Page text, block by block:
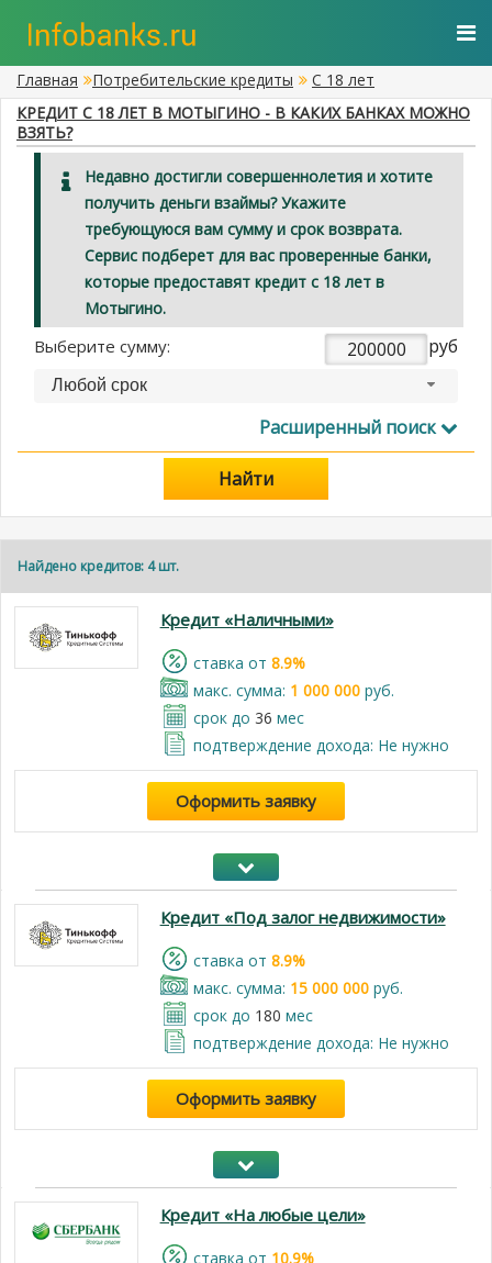
Главная Потребительские кредиты
С 18 лет
КРЕДИТ С 18 ЛЕТ В МОТЫГИНО - В КАКИХ БАНКАХ МОЖНО
ВЗЯТЬ?
Недавно достигли совершеннолетия и хотите
получить деньги взаймы? Укажите
требующуюся вам сумму и срок возврата.
Сервис подберет для вас проверенные банки,
которые предоставят кредит с 18 лет в
Мотыгино.
Выберите сумму: руб
Любой срок
Расширенный поиск
Найти
Найдено кредитов: 4 шт.
Кредит «Наличными»
cтавка от 8.9%
макс. сумма: 1 000 000руб.
срок до 36 мес
подтверждение дохода: Не нужно
Оформить заявку
Кредит «Под залог недвижимости»
cтавка от 8.9%
макс. сумма: 15 000 000руб.
срок до 180 мес
подтверждение дохода: Не нужно
Оформить заявку
Кредит «На любые цели»
cтавка от 10.9%